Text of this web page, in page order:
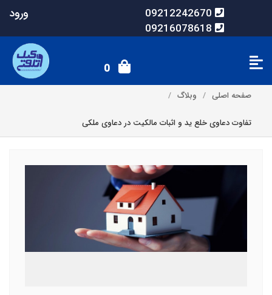
09212242670
09216078618
ورود
0
صفحه اصلی وبلاگ
تفاوت دعاوی خلع ید و اثبات مالکیت در دعاوی ملکی